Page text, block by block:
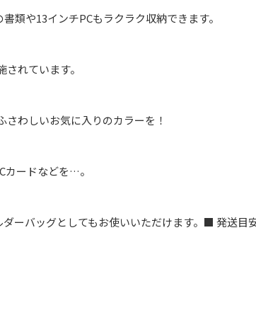
類や13インチPCもラクラク収納できます。
れています。
わしいお気に入りのカラーを！
カードなどを…。
ーバッグとしてもお使いいただけます。■ 発送